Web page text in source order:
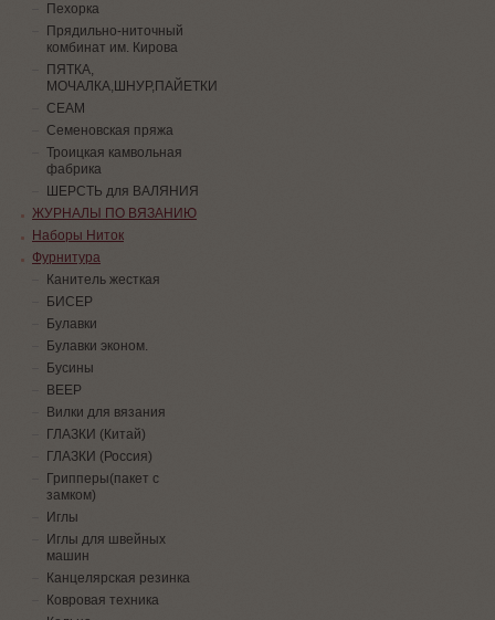
Пехорка
Прядильно-ниточный
комбинат им. Кирова
ПЯТКА,
МОЧАЛКА,ШНУР,ПАЙЕТКИ
СЕАМ
Семеновская пряжа
Троицкая камвольная
фабрика
ШЕРСТЬ для ВАЛЯНИЯ
ЖУРНАЛЫ ПО ВЯЗАНИЮ
Наборы Ниток
Фурнитура
Канитель жесткая
БИСЕР
Булавки
Булавки эконом.
Бусины
ВЕЕР
Вилки для вязания
ГЛАЗКИ (Китай)
ГЛАЗКИ (Россия)
Грипперы(пакет с
замком)
Иглы
Иглы для швейных
машин
Канцелярская резинка
Ковровая техника